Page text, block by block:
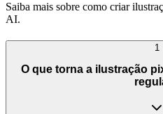
Saiba mais sobre como criar
AI.
1
O que torna a ilustração